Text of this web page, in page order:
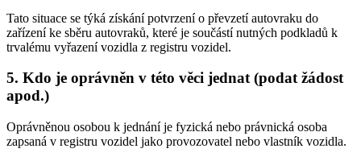
Tato situace se týká získání potvrzení o převzetí autovraku do
zařízení ke sběru autovraků, které je součástí nutných podkladů k
trvalému vyřazení vozidla z registru vozidel.
5. Kdo je oprávněn v této věci jednat (podat žádost
apod.)
Oprávněnou osobou k jednání je fyzická nebo právnická osoba
zapsaná v registru vozidel jako provozovatel nebo vlastník vozidla.